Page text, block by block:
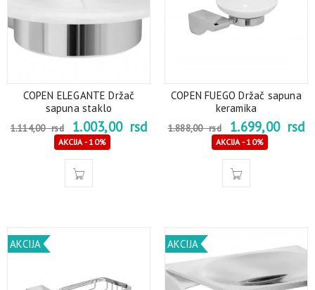
COPEN ELEGANTE Držač
sapuna staklo
1.114,00rsd 1.003,00 rsd
AKCIJA - 10%
COPEN FUEGO Držač sapuna
keramika
1.888,00rsd 1.699,00 rsd
AKCIJA - 10%
AKCIJA AKCIJA